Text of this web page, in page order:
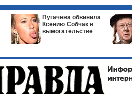
Пугачева обвинила
Ксению Собчак в
вымогательстве